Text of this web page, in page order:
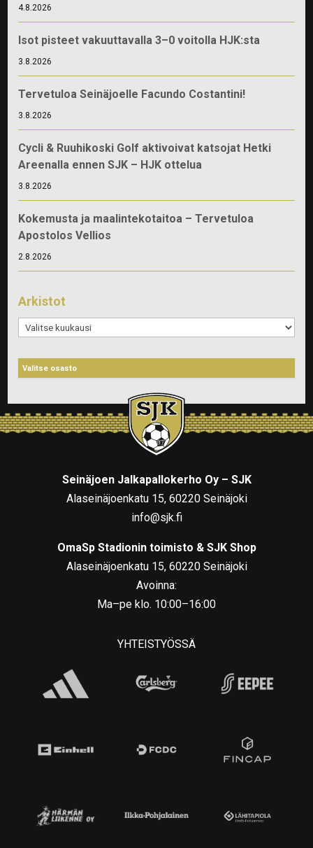
4.8.2026
Isot pisteet vakuuttavalla 3–0 voitolla HJK:sta
3.8.2026
Tervetuloa Seinäjoelle Facundo Costantini!
3.8.2026
Cycli & Ruuhikoski Golf aktivoivat katsojat Hetki
Areenalla ennen SJK – HJK ottelua
3.8.2026
Kokemusta ja maalintekotaitoa – Tervetuloa
Apostolos Vellios
2.8.2026
Arkistot
Arkistot
Seinäjoen Jalkapallokerho Oy – SJK
Alaseinäjoenkatu 15, 60220 Seinäjoki
info@sjk.fi
OmaSp Stadionin toimisto & SJK Shop
Alaseinäjoenkatu 15, 60220 Seinäjoki
Avoinna:
Ma–pe klo. 10:00–16:00
YHTEISTYÖSSÄ